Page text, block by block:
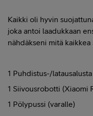
Kaikki oli hyvin
joka antoi laadukkaan
nähdäkseni mitä kaikkea
1 Puhdistus-/latausalusta
1 Siivousrobotti (Xiaomi
1 Pölypussi (varalle)